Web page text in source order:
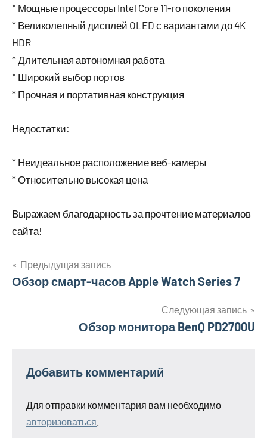
* Мощные процессоры Intel Core 11-го поколения
* Великолепный дисплей OLED с вариантами до 4K
HDR
* Длительная автономная работа
* Широкий выбор портов
* Прочная и портативная конструкция
Недостатки:
* Неидеальное расположение веб-камеры
* Относительно высокая цена
Выражаем благодарность за прочтение материалов
сайта!
Навигация
записям
Предыдущая запись
Обзор смарт-часов Apple Watch Series 7
Следующая запись
Обзор монитора BenQ PD2700U
Добавить комментарий
Для отправки комментария вам необходимо
авторизоваться